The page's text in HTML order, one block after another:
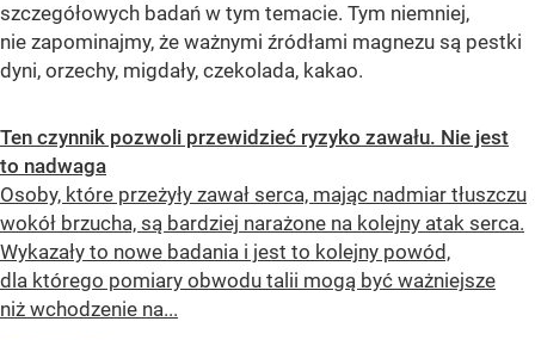
szczegółowych badań w tym temacie. Tym niemniej,
nie zapominajmy, że ważnymi źródłami magnezu są pestki
dyni, orzechy, migdały, czekolada, kakao.
Ten czynnik pozwoli przewidzieć ryzyko zawału. Nie jest
to nadwaga
Osoby, które przeżyły zawał serca, mając nadmiar tłuszczu
wokół brzucha, są bardziej narażone na kolejny atak serca.
Wykazały to nowe badania i jest to kolejny powód,
dla którego pomiary obwodu talii mogą być ważniejsze
niż wchodzenie na...